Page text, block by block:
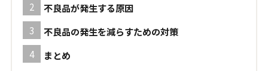
不良品が発生する原因
不良品の発生を減らすための対策
まとめ